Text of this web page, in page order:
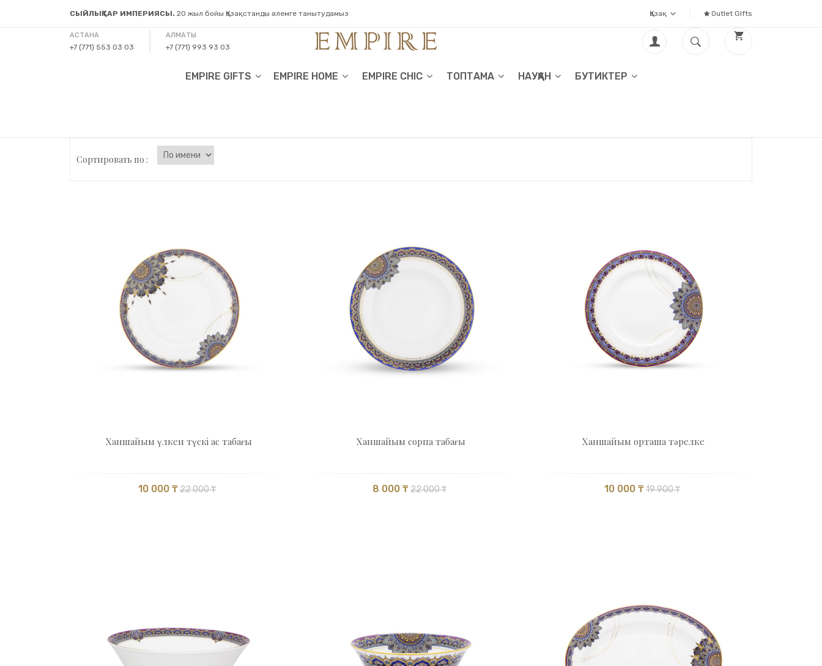
СЫЙЛЫҚТАР ИМПЕРИЯСЫ. 20 жыл бойы Қазақстанды әлемге танытудамыз Қазақ Outlet GIfts
АСТАНА
+7 (771) 553 03 03
АЛМАТЫ
+7 (771) 993 93 03
EMPIRE GIFTS EMPIRE HOME EMPIRE CHIC ТОПТАМА НАУҚАН БУТИКТЕР
Сортировать по :
Ханшайым үлкен түскі ас табағы
10 000 ₸22 000 ₸
Ханшайым сорпа табағы
8 000 ₸22 000 ₸
Ханшайым орташа тәрелке
10 000 ₸19 900 ₸